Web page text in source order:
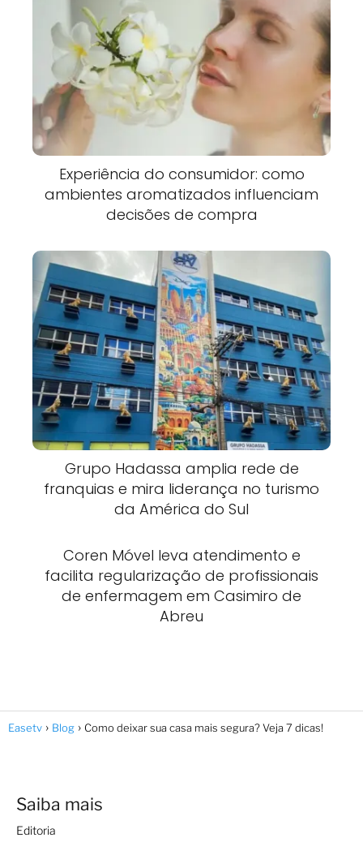
Experiência do consumidor: como
ambientes aromatizados influenciam
decisões de compra
Grupo Hadassa amplia rede de
franquias e mira liderança no turismo
da América do Sul
Coren Móvel leva atendimento e
facilita regularização de profissionais
de enfermagem em Casimiro de
Abreu
Easetv Blog Como deixar sua casa mais segura? Veja 7 dicas!
Saiba mais
Editoria